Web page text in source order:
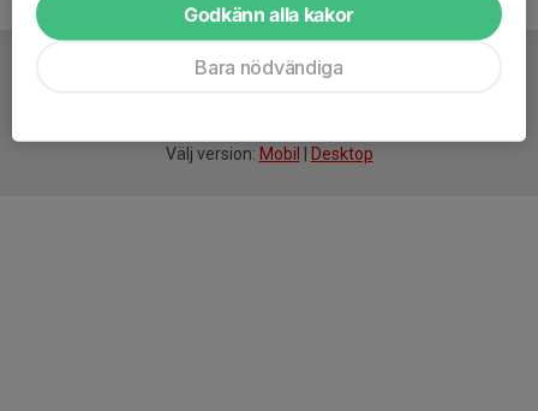
Välj version: Mobil Desktop
Godkänn alla kakor
Bara nödvändiga